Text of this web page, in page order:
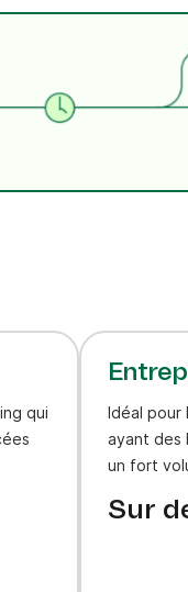
qui
Idéal pour
ayant des
un fort
Sur